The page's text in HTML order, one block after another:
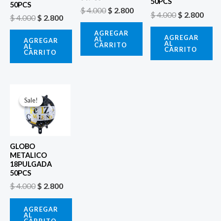
50PCS
$4.000 $ 2.800
AGREGAR
AL
CARRITO
$4.000 $ 2.800
AGREGAR
AL
CARRITO
$4.000$ 2.800
AGREGAR
AL
CARRITO
Sale!
Sale!
GLOBO
METALICO
18PULGADA
50PCS
$4.000
precio
original
era:
$ 4.000.
$ 2.800
AGREGAR
AL